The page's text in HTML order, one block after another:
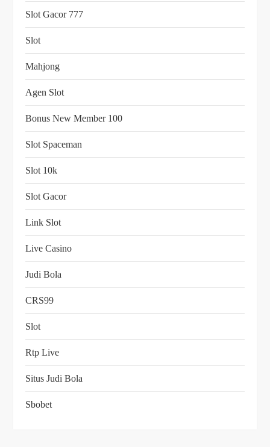
Slot Gacor 777
Slot
Mahjong
Agen Slot
Bonus New Member 100
Slot Spaceman
Slot 10k
Slot Gacor
Link Slot
Live Casino
Judi Bola
CRS99
Slot
Rtp Live
Situs Judi Bola
Sbobet